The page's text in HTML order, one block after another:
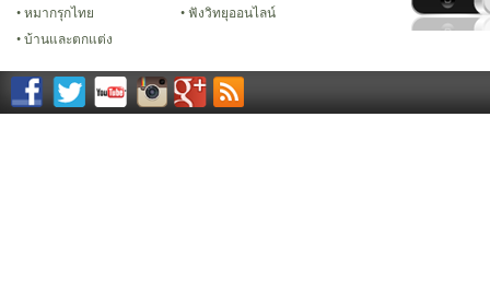
หมากรุกไทย
ฟังวิทยุออนไลน์
บ้านและตกแต่ง